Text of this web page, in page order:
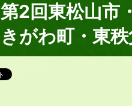
第2回東松山市
きがわ町・東